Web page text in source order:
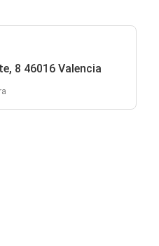
8 46016 Valencia